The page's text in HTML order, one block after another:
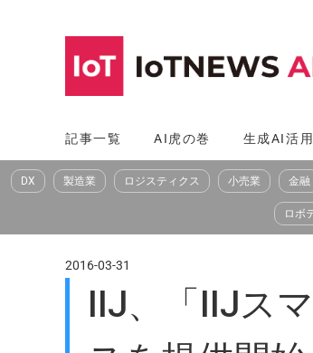
へ
ス
記事一覧 AI虎の巻 生成AI活
DX 製造業 ロジスティクス 小売業 金融
ロボ
2016-03-31
IIJ、「IIJス